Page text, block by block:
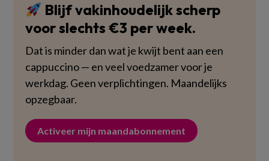
Blijf vakinhoudelijk scherp
voor slechts €3 per week.
Dat is minder dan wat je kwijt bent aan een
cappuccino — en veel voedzamer voor je
werkdag. Geen verplichtingen. Maandelijks
opzegbaar.
Activeer mijn maandabonnement